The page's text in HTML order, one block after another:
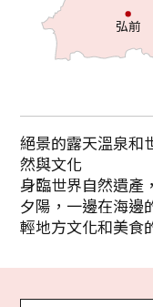
弘前
絕景的露天溫泉和
然與文化
身臨世界自然遺產
夕陽，一邊在海邊
輕地方文化和美食